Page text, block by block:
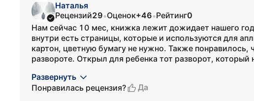
Наталья
Рецензий29•Оценок+46•Рейтинг0
Нам сейчас 10 мес, книжка лежит дожидает нашего
внутри есть страницы, которые и используются для
картон, цветную бумагу не нужно. Также понравилось,
развороте. Открыл для ребенка тот разворот, который
Развернуть
Понравилась рецензия?
Да